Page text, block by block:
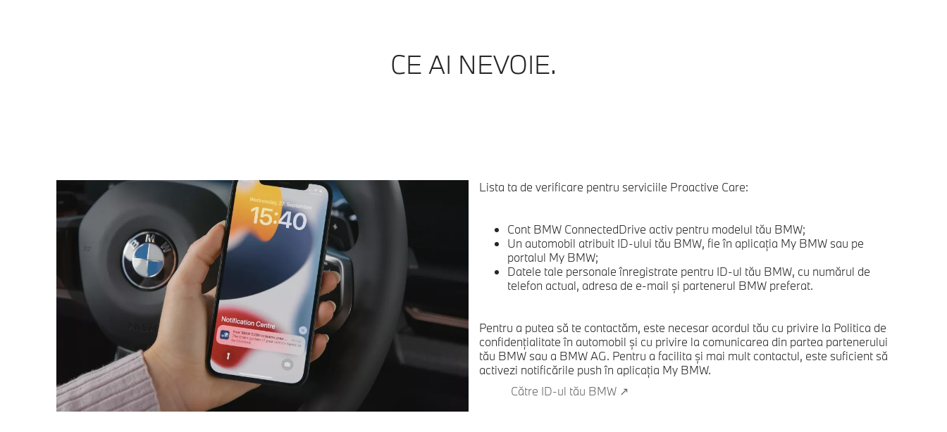
CE AI NEVOIE.
Lista ta de verificare pentru serviciile Proactive Care:
Cont BMW ConnectedDrive activ pentru modelul tău BMW;
Un automobil atribuit ID-ului tău BMW, fie în aplicaţia My BMW sau pe
portalul My BMW;
Datele tale personale înregistrate pentru ID-ul tău BMW, cu numărul de
telefon actual, adresa de e-mail şi partenerul BMW preferat.
Pentru a putea să te contactăm, este necesar acordul tău cu privire la Politica de
confidenţialitate în automobil şi cu privire la comunicarea din partea partenerului
tău BMW sau a BMW AG. Pentru a facilita şi mai mult contactul, este suficient să
activezi notificările push în aplicaţia My BMW.
Către ID-ul tău BMW ↗